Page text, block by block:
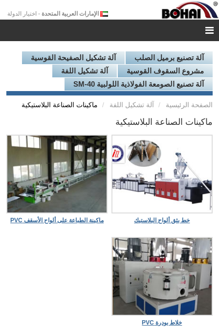
الإمارات العربية المتحدة - اختيار الدولة
آلة تصنيع برميل الصلب
آلة تشكيل الصفيحة القوسية
مشروع السقوف القوسية
آلة تشكيل اللفة
آلة تصنيع الصومعة الفولاذية اللولبية SM-40
الصفحة الرئيسية آلة تشكيل اللفة ماكينات الصناعة البلاستيكية
ماكينات الصناعة البلاستيكية
خط بثق ألواح البلاستيك ماكينة الطباعة على ألواح الأسقف PVC
خلاط بودرة PVC